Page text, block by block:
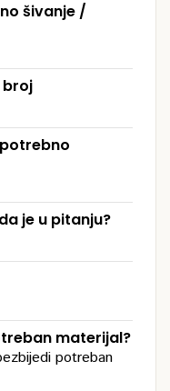
šivanje /
broj
je u pitanju?
materijal?
potreban